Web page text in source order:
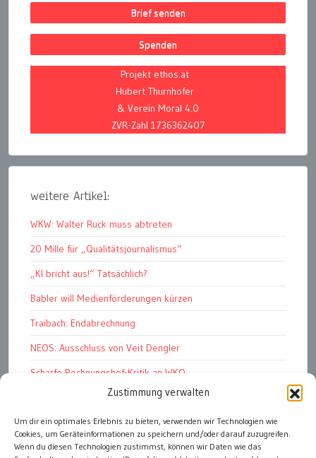
Zustimmung verwalten
Um dir ein optimales Erlebnis zu bieten, verwenden wir Technologien wie
Cookies, um Geräteinformationen zu speichern und/oder darauf zuzugreifen.
Wenn du diesen Technologien zustimmst, können wir Daten wie das
Brief senden
Spenden
Projekt ethos.at
Hubert Thurnhofer
& Verein Moral 4.0
ZVR-Zahl 1736362407
weitere Artikel:
WKW: Walter Ruck muss abtreten
20 Mille für „Qualitätsjournalismus“
„KI bricht aus!“ Tatsächlich?
Babler will Medienförderungen kürzen
Traibach: Endabrechnung
NEOS: Ausschluss von Veit Dengler
Scharfe Rechnungshof-Kritik an WKO
Pelletspreise steigen massiv
Werbemüll: unüberbietbar
Graz Stadt der HerzensbrecherInnen